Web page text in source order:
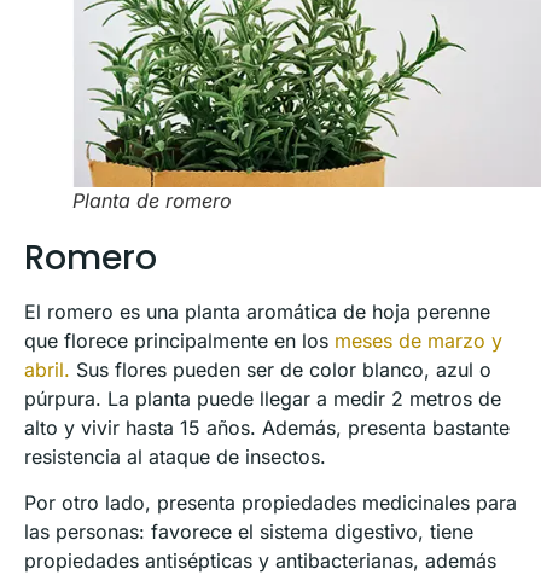
Planta de romero
Romero
El romero es una planta aromática de hoja perenne
que florece principalmente en los meses de marzo y
abril. Sus flores pueden ser de color blanco, azul o
púrpura. La planta puede llegar a medir 2 metros de
alto y vivir hasta 15 años. Además, presenta bastante
resistencia al ataque de insectos.
Por otro lado, presenta propiedades medicinales para
las personas: favorece el sistema digestivo, tiene
propiedades antisépticas y antibacterianas, además